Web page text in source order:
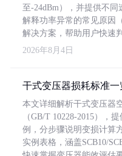
至-24dBm），并提供不
解释功率异常的常见原因
解决方案，帮助用户快速
2026年8月4日
干式变压器损耗标准
本文详细解析干式变压器
（GB/T 10228-2015），
例，分步骤说明变损计算
实例表格，涵盖SCB10/